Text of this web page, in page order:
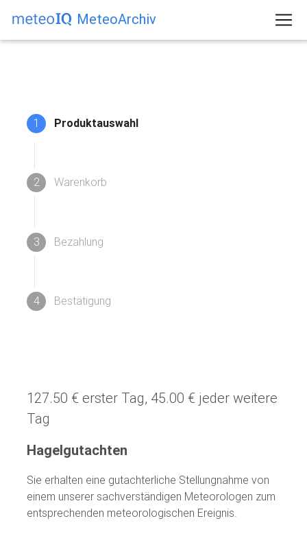
MeteoArchiv
1 Produktauswahl
2 Warenkorb
3 Bezahlung
4 Bestätigung
127.50 € erster Tag, 45.00 € jeder weitere
Tag
Hagelgutachten
Sie erhalten eine gutachterliche Stellungnahme von
einem unserer sachverständigen Meteorologen zum
entsprechenden meteorologischen Ereignis.